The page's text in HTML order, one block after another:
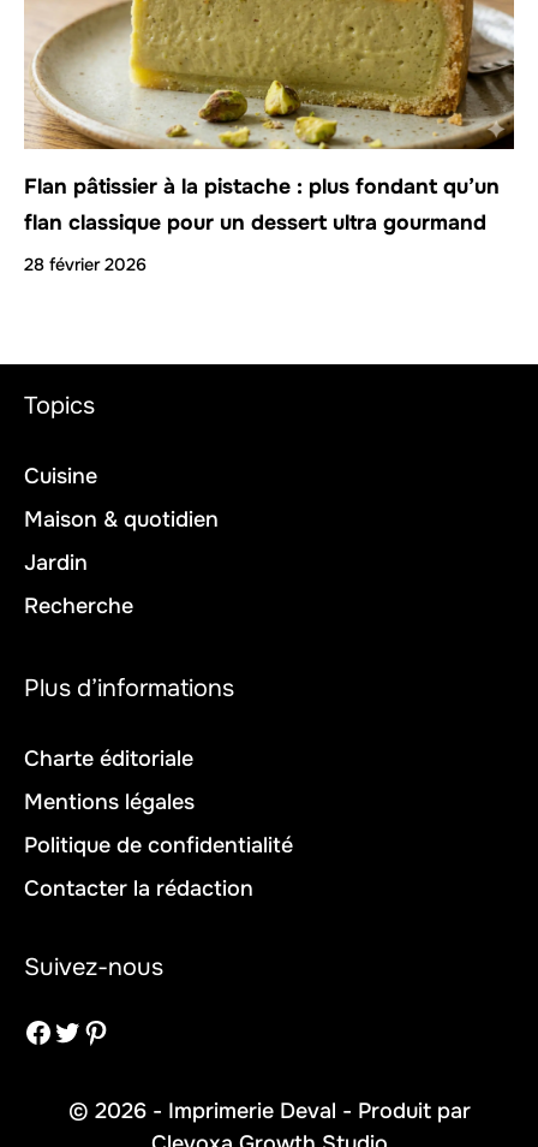
Flan pâtissier à la pistache : plus fondant qu’un
flan classique pour un dessert ultra gourmand
28 février 2026
Topics
Cuisine
Maison & quotidien
Jardin
Recherche
Plus d’informations
Charte éditoriale
Mentions légales
Politique de confidentialité
Contacter la rédaction
Suivez-nous
Facebook
Twitter
Pinterest
© 2026 - Imprimerie Deval - Produit par